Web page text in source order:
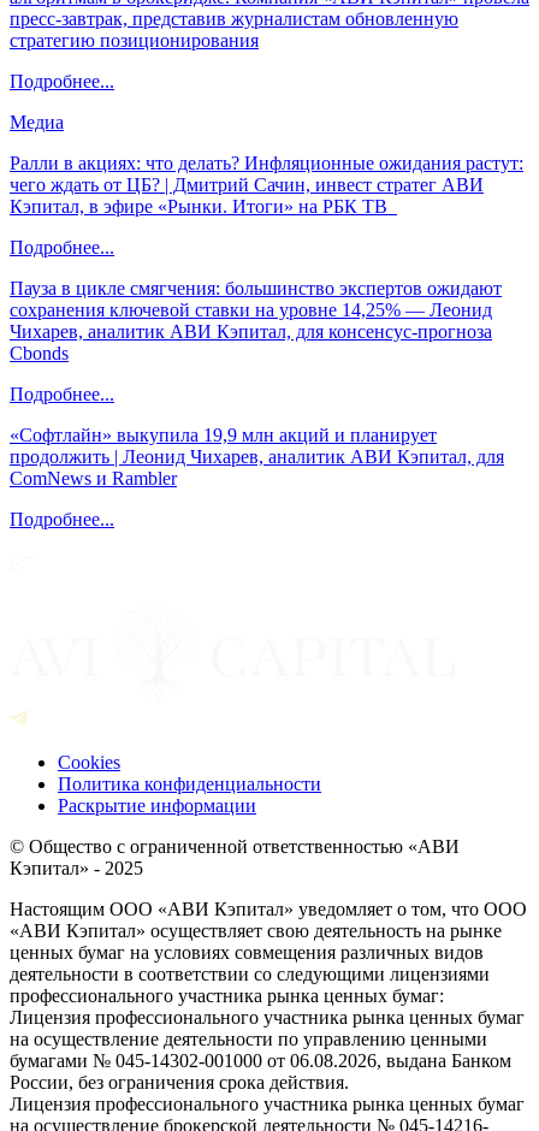
пресс-завтрак, представив журналистам обновленную
стратегию позиционирования
Подробнее...
Медиа
Ралли в акциях: что делать? Инфляционные ожидания растут:
чего ждать от ЦБ? | Дмитрий Сачин, инвест стратег АВИ
Кэпитал, в эфире «Рынки. Итоги» на РБК ТВ
Подробнее...
Пауза в цикле смягчения: большинство экспертов ожидают
сохранения ключевой ставки на уровне 14,25% — Леонид
Чихарев, аналитик АВИ Кэпитал, для консенсус-прогноза
Cbonds
Подробнее...
«Софтлайн» выкупила 19,9 млн акций и планирует
продолжить | Леонид Чихарев, аналитик АВИ Кэпитал, для
ComNews и Rambler
Подробнее...
Cookies
Политика конфиденциальности
Раскрытие информации
© Общество с ограниченной ответственностью «АВИ
Кэпитал» - 2025
Настоящим ООО «АВИ Кэпитал» уведомляет о том, что ООО
«АВИ Кэпитал» осуществляет свою деятельность на рынке
ценных бумаг на условиях совмещения различных видов
деятельности в соответствии со следующими лицензиями
профессионального участника рынка ценных бумаг:
Лицензия профессионального участника рынка ценных бумаг
на осуществление деятельности по управлению ценными
бумагами № 045-14302-001000 от 06.08.2026, выдана Банком
России, без ограничения срока действия.
Лицензия профессионального участника рынка ценных бумаг
на осуществление брокерской деятельности № 045-14216-